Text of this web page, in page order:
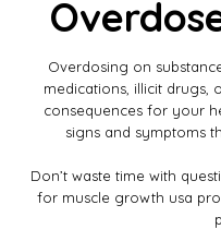
Overdosing on
medications, illicit drugs,
consequences for your
signs and symptoms
Don’t waste time with
for muscle growth usa